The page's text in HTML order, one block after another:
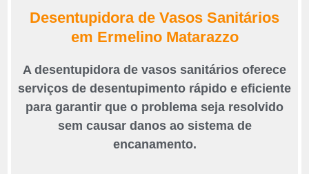
Desentupidora de Vasos Sanitários
em Ermelino Matarazzo
A desentupidora de vasos sanitários oferece
serviços de desentupimento rápido e eficiente
para garantir que o problema seja resolvido
sem causar danos ao sistema de
encanamento.